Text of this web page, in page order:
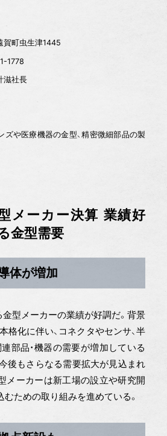
町虫生津1445
1778
滋社長
ズや医療機器の金型、精密微細部品の製
メーカー決算 業績好
金型需要
体が増加
型メーカーの業績が好調だ。背景
格化に伴い、コネクタやセンサ、半
部品・機器の需要が増加している
後もさらなる需要拡大が見込まれ
メーカーは新工場の設立や研究開
むための取り組みを進めている。